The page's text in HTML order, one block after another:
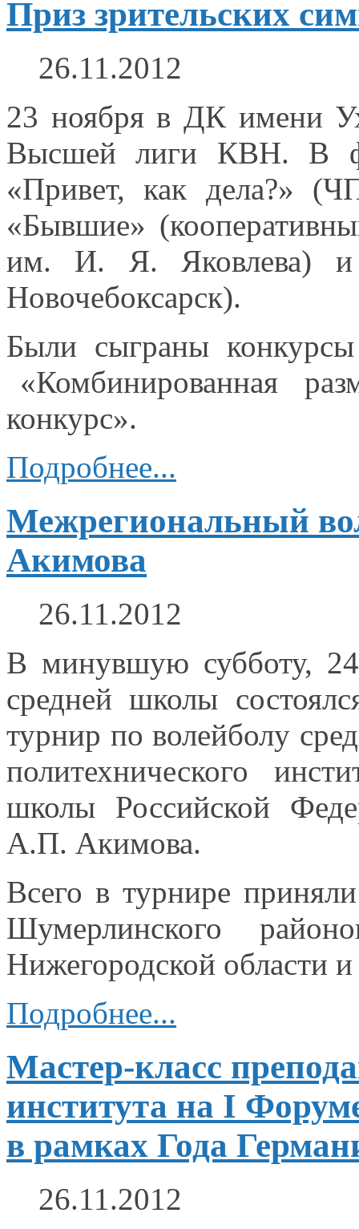
Приз зрительских
26.11.2012
23 ноября в ДК имени
Высшей лиги КВН. В
«Привет, как дела?»
«Бывшие»
им. И. Я. Яковлева) и
Новочебоксарск).
Были сыграны конкурсы
«Комбинированная
конкурс».
Подробнее...
Межрегиональный
Акимова
26.11.2012
В минувшую субботу,
средней школы
турнир по волейболу
политехнического
школы Российской
А.П. Акимова.
Всегов турнире
Шумерлинского
Нижегородской области
Подробнее...
Мастер-класс
института на I
в рамках Года
26.11.2012